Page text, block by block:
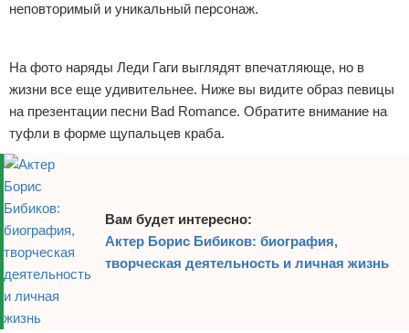
неповторимый и уникальный персонаж.
На фото наряды Леди Гаги выглядят впечатляюще, но в
жизни все еще удивительнее. Ниже вы видите образ певицы
на презентации песни Bad Romance. Обратите внимание на
туфли в форме щупальцев краба.
Вам будет интересно:
Актер Борис Бибиков: биография,
творческая деятельность и личная жизнь